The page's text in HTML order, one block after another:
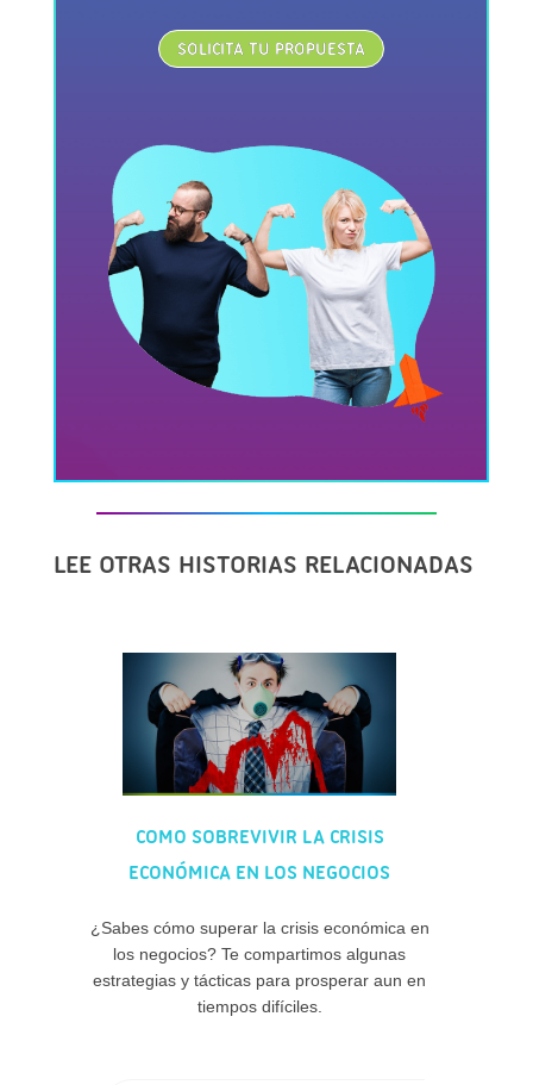
SOLICITA TU PROPUESTA
LEE OTRAS HISTORIAS RELACIONADAS
COMO SOBREVIVIR LA CRISIS
ECONÓMICA EN LOS NEGOCIOS
¿Sabes cómo superar la crisis económica en
los negocios? Te compartimos algunas
estrategias y tácticas para prosperar aun en
tiempos difíciles.